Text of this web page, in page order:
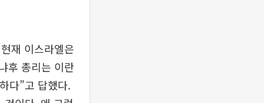
재 이스라엘은
후 총리는 이란
다”고 답했다.